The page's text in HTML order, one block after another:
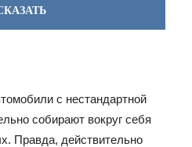
с нестандартной
собирают вокруг себя
Правда, действительно